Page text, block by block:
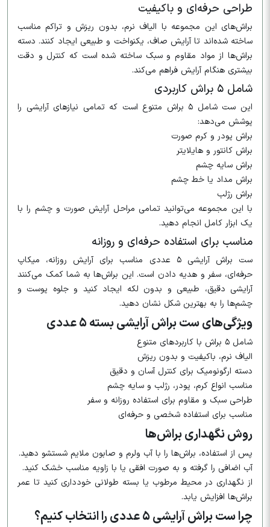
طراحی حرفه‌ای و باکیفیت
براش‌های این مجموعه با الیاف نرم، بدون ریزش و تراکم مناسب
ساخته شده‌اند تا آرایش صاف، یکنواخت و طبیعی ایجاد کنند. دسته
براش‌ها از مواد مقاوم و سبک ساخته شده است که کنترل و دقت
بیشتری هنگام آرایش فراهم می‌کند.
شامل ۵ براش کاربردی
این ست شامل ۵ براش متنوع است که تمامی نیازهای آرایشی را
پوشش می‌دهد:
براش پودر و کرم صورت
براش کانتور و هایلایتر
براش سایه چشم
براش مداد یا خط چشم
براش رژلب
با این مجموعه می‌توانید تمامی مراحل آرایش صورت و چشم را با
یک ابزار کامل انجام دهید.
مناسب برای استفاده حرفه‌ای و روزانه
ست براش آرایشی ۵ عددی مناسب برای آرایش روزانه، میکاپ
حرفه‌ای، سفر و هدیه دادن است. این براش‌ها به شما کمک می‌کنند
آرایشی دقیق، طبیعی و بدون لکه ایجاد کنید و جلوه پوست و
چشم‌ها را به بهترین شکل نشان دهید.
ویژگی‌های ست براش آرایشی بسته ۵ عددی
شامل ۵ براش با کاربردهای متنوع
الیاف نرم، باکیفیت و بدون ریزش
دسته ارگونومیک برای کنترل آسان و دقیق
مناسب انواع کرم، پودر، رژلب و سایه چشم
طراحی سبک و مقاوم برای استفاده روزانه و سفر
مناسب برای استفاده شخصی و حرفه‌ای
روش نگهداری براش‌ها
پس از استفاده، براش‌ها را با آب ولرم و صابون ملایم شستشو دهید.
آب اضافی را گرفته و به صورت افقی یا با زاویه مناسب خشک کنید.
از نگهداری در محیط مرطوب یا بسته طولانی خودداری کنید تا عمر
براش‌ها افزایش یابد.
چرا ست براش آرایشی ۵ عددی را انتخاب کنیم؟